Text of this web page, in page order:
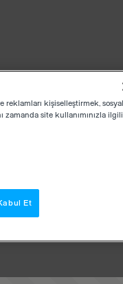
reklamları kişiselleştirmek, sosyal
site kullanımınızla ilgili
Et